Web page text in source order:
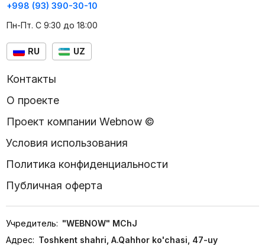
+998 (93) 390-30-10
Пн-Пт. С 9:30 до 18:00
RU UZ
Контакты
О проекте
Проект компании Webnow ©
Условия использования
Политика конфиденциальности
Публичная оферта
Учредитель: "WEBNOW" MChJ
Адрес: Toshkent shahri, A.Qahhor ko'chasi, 47-uy